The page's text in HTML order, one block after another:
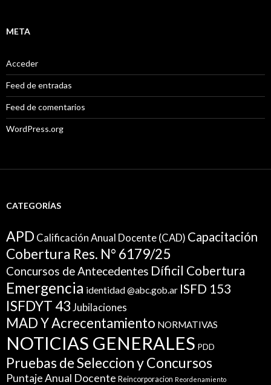
META
Acceder
Feed de entradas
Feed de comentarios
WordPress.org
CATEGORÍAS
APD Calificación Anual Docente (CAD) Capacitación
Cobertura Res. N° 6179/25
Concursos de Antecedentes Díficil Cobertura
Emergencia identidad @abc.gob.ar ISFD 153
ISFDYT 43 Jubilaciones
MAD Y Acrecentamiento NORMATIVAS
NOTICIAS GENERALES PDD
Pruebas de Seleccion y Concursos
Puntaje Anual Docente Reincorporacion Reordenamiento